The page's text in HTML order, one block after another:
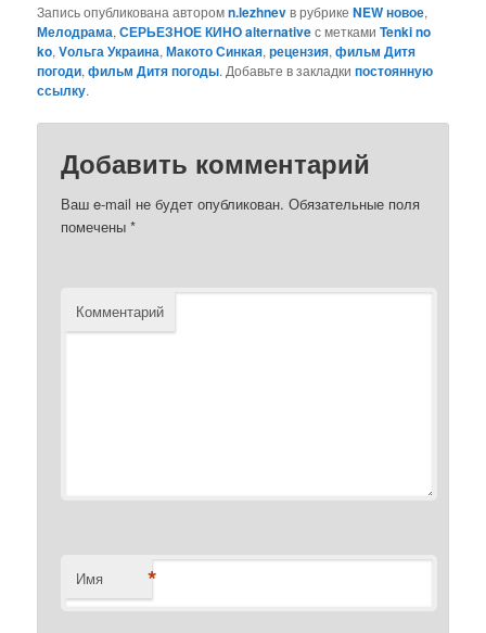
Запись опубликована авторомn.lezhnevв рубрикеNEW новое,
Мелодрама,СЕРЬЕЗНОЕ КИНО alternativeс меткамиTenki no
ko,Vольга Украина,Макото Синкая,рецензия,фильм Дитя
погоди,фильм Дитя погоды. Добавьте в закладкипостоянную
ссылку.
Добавить комментарий
Ваш e-mail не будет опубликован. Обязательные поля
помечены*
Комментарий
Имя *